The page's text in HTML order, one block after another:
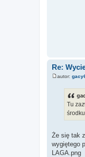
Re:
autor:
Tu
Że się tak
wygiętego
LAGA.png